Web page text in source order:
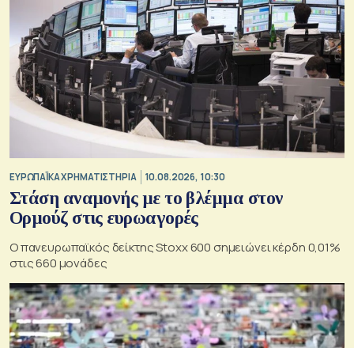
ΕΥΡΩΠΑΪΚΑ ΧΡΗΜΑΤΙΣΤΗΡΙΑ 10.08.2026, 10:30
Στάση αναμονής με το βλέμμα στον
Ορμούζ στις ευρωαγορές
O πανευρωπαϊκός δείκτης Stoxx 600 σημειώνει κέρδη 0,01%
στις 660 μονάδες